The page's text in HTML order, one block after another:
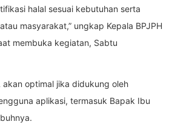
halal sesuai kebutuhan serta
masyarakat,” ungkap Kepala BPJPH
membuka kegiatan, Sabtu
akan optimal jika didukung oleh
aplikasi, termasuk Bapak Ibu